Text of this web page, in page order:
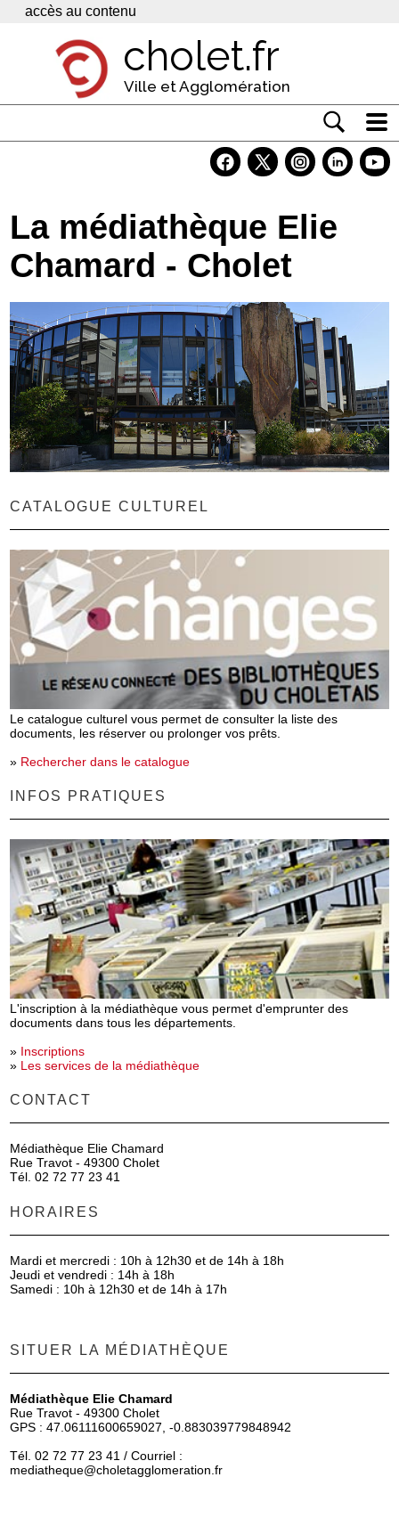
Panneau de gestion des cookies
accès au contenu
cholet.fr
Ville et Agglomération
Economie
Services
Contacts
La médiathèque Elie
Chamard - Cholet
CATALOGUE CULTUREL
Le catalogue culturel vous permet de consulter la liste des
documents, les réserver ou prolonger vos prêts.
» Rechercher dans le catalogue
INFOS PRATIQUES
L'inscription à la médiathèque vous permet d'emprunter des
documents dans tous les départements.
» Inscriptions
» Les services de la médiathèque
CONTACT
Médiathèque Elie Chamard
Rue Travot - 49300 Cholet
Tél. 02 72 77 23 41
HORAIRES
Mardi et mercredi : 10h à 12h30 et de 14h à 18h
Jeudi et vendredi : 14h à 18h
Samedi : 10h à 12h30 et de 14h à 17h
SITUER LA MÉDIATHÈQUE
Médiathèque Elie Chamard
Rue Travot - 49300 Cholet
GPS : 47.06111600659027, -0.883039779848942
Tél. 02 72 77 23 41 / Courriel :
mediatheque@choletagglomeration.fr